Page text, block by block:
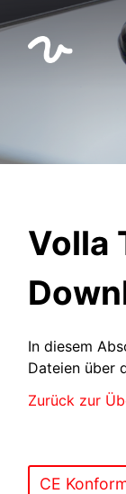
Volla
In diesem
Dateien über
Zurück zur
CE